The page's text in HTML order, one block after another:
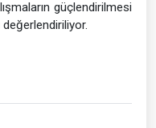
güçlendirilmesi
değerlendiriliyor.